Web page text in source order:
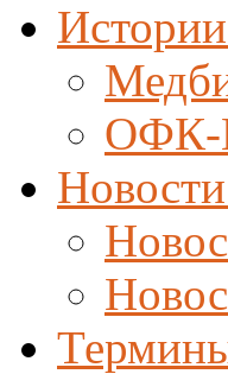
Истории
ОФК-
Новости